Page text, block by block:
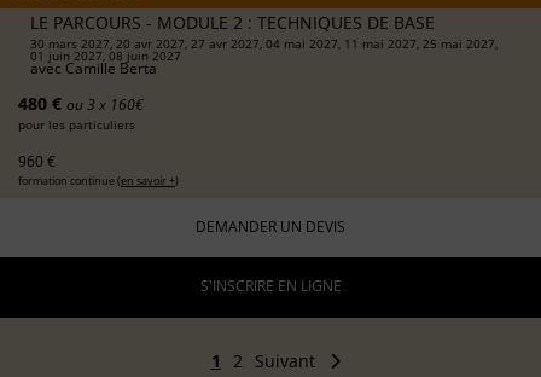
LE PARCOURS - MODULE 2 : TECHNIQUES DE BASE
30 mars 2027, 20 avr 2027, 27 avr 2027, 04 mai 2027, 11 mai 2027, 25 mai 2027,
01 juin 2027, 08 juin 2027
avec Camille Berta
480 € ou 3 x 160€
pour les particuliers
960 €
formation continue (en savoir +)
DEMANDER UN DEVIS
S'INSCRIRE EN LIGNE
1 2 Suivant